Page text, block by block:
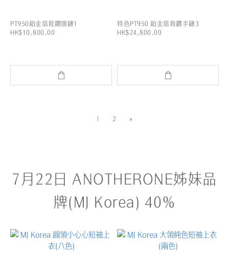
PT950鉑金培育鑽頸鏈1
HK$10,800.00
特色PT950 鉑金培育鑽手鏈3
HK$24,800.00
1 2 »
7月22日 ANOTHERONE姊妹品
牌(MJ Korea) 40%